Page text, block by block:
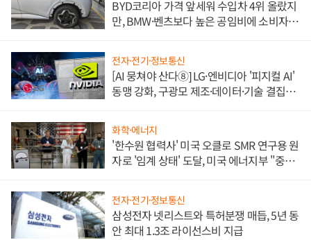
BYD코리아 가격 앞세워 수입차 4위 올랐지
만, BMW·벤츠보다 높은 공임비에 소비자
전자·전기·정보통신
[AI 뭉쳐야 산다⑧] LG·엔비디아 '피지컬 AI'
동맹 강화, 구광모 제조·데이터·기술 결집
화학·에너지
'한수원 협력사' 미국 오클로 SMR 연구용 원
자로 '임계 상태' 도달, 미국 에너지부 "중요
전자·전기·정보통신
삼성전자 넷리스트와 특허분쟁 매듭, 5년 동
안 최대 1.3조 라이선스비 지급